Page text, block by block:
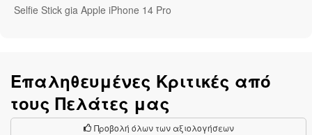
Selfie Stick gia Apple iPhone 14 Pro
Επαληθευμένες Κριτικές από
τους Πελάτες μας
Προβολή όλων των αξιολογήσεων